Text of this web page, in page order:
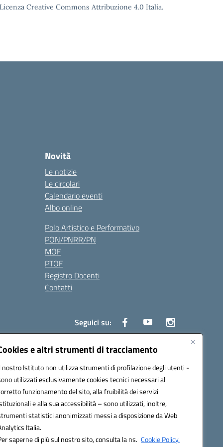
e altri strumenti di tracciamento
nostro Istituto non utilizza strumenti di profilazione degli utenti -
utilizzati esclusivamente cookies tecnici necessari al
funzionamento del sito, alla fruibilità dei servizi
e alla sua accessibilità – sono utilizzati, inoltre,
statistici anonimizzati messi a disposizione da Web
Italia.
saperne di più sul nostro sito, consulta la ns. Cookie Policy.
Creative Commons Attribuzione 4.0 Italia.
Novità
Le notizie
Le circolari
Calendario eventi
Albo online
Polo Artistico e Performativo
PON/PNRR/PN
MOF
PTOF
Registro Docenti
Contatti
Seguici su: